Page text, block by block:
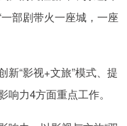
部剧带火一座城，一座
新“影视+文旅”模式、提
力4方面重点工作。